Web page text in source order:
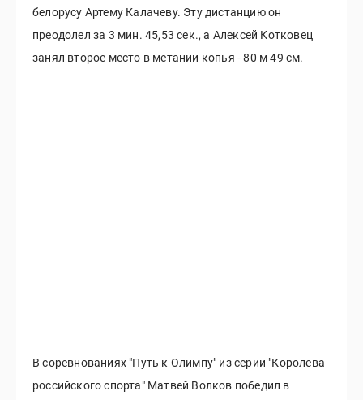
белорусу Артему Калачеву. Эту дистанцию он
преодолел за 3 мин. 45,53 сек., а Алексей Котковец
занял второе место в метании копья - 80 м 49 см.
В соревнованиях "Путь к Олимпу" из серии "Королева
российского спорта" Матвей Волков победил в